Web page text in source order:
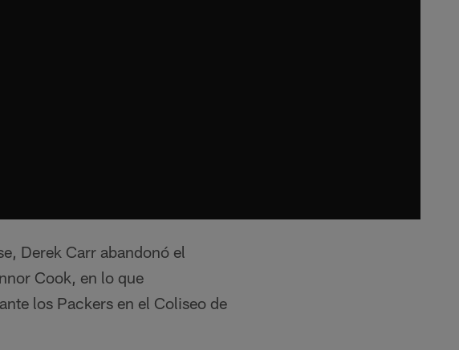
Derek Carr abandonó el
Cook, en lo que
los Packers en el Coliseo de